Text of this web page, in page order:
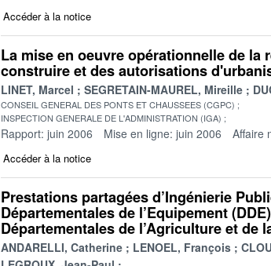
Accéder à la notice
La mise en oeuvre opérationnelle de la
construire et des autorisations
LINET, Marcel SEGRETAIN-MAUREL, Mireille
CONSEIL GENERAL DES PONTS ET CHAUSSEES (CGPC)
INSPECTION GENERALE DE L'ADMINISTRATION (IGA)
Rapport: juin 2006 Mise en ligne: juin 2006 Affaire
Accéder à la notice
Prestations partagées d’Ingénierie
Départementales de l’Equipement
Départementales de l’Agriculture et de
ANDARELLI, Catherine LENOEL, François